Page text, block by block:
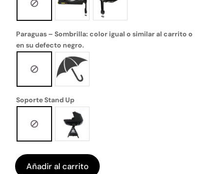
Paraguas – Sombrilla: color igual o similar al carrito o
en su defecto negro.
Soporte Stand Up
Añadir al carrito